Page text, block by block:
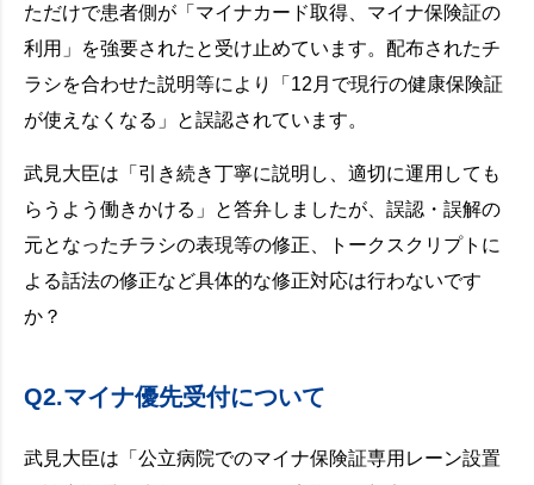
ただけで患者側が「マイナカード取得、マイナ保険証の
利用」を強要されたと受け止めています。配布されたチ
ラシを合わせた説明等により「12月で現行の健康保険証
が使えなくなる」と誤認されています。
武見大臣は「引き続き丁寧に説明し、適切に運用しても
らうよう働きかける」と答弁しましたが、誤認・誤解の
元となったチラシの表現等の修正、トークスクリプトに
よる話法の修正など具体的な修正対応は行わないです
か？
Q2.マイナ優先受付について
武見大臣は「公立病院でのマイナ保険証専用レーン設置